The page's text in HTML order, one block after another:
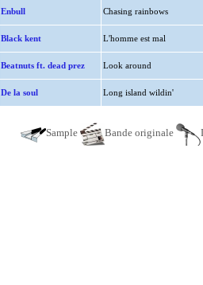
Enbull Chasing rainbows
Black kent L'homme est mal
Beatnuts ft. dead prez Look around
De la soul Long island wildin'
Sample Bande originale